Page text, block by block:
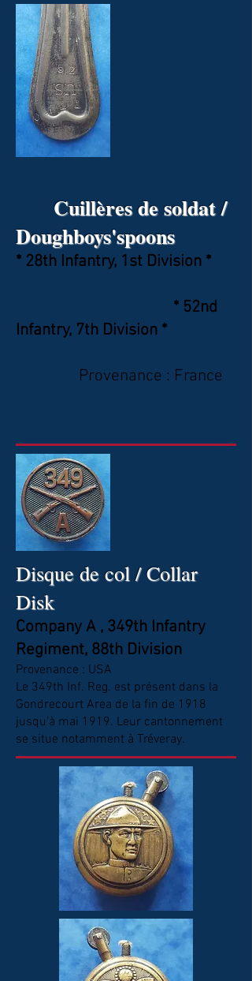
Cuillères de soldat /
Doughboys'spoons
* 28th Infantry, 1st Division *
* 52nd
Infantry, 7th Division *
Provenance : France
Disque de col / Collar
Disk
Company A , 349th Infantry
Regiment, 88th Division
Provenance : USA
Le 349th Inf. Reg. est présent dans la
Gondrecourt Area de la fin de 1918
jusqu'à mai 1919. Leur cantonnement
se situe notamment à Tréveray.